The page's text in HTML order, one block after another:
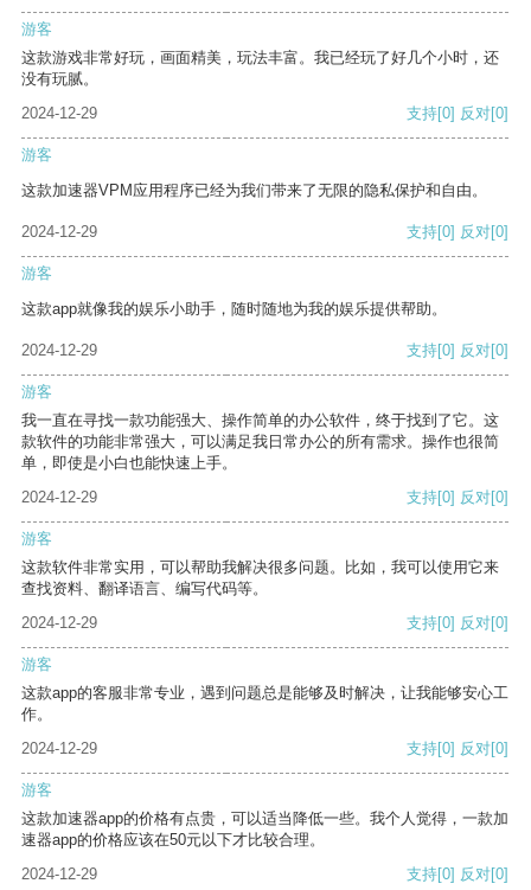
游客
这款游戏非常好玩，画面精美，玩法丰富。我已经玩了好几个小时，还
没有玩腻。
2024-12-29
支持[0] 反对[0]
游客
这款加速器VPM应用程序已经为我们带来了无限的隐私保护和自由。
2024-12-29 支持[0] 反对[0]
游客
这款app就像我的娱乐小助手，随时随地为我的娱乐提供帮助。
2024-12-29 支持[0] 反对[0]
游客
我一直在寻找一款功能强大、操作简单的办公软件，终于找到了它。这
款软件的功能非常强大，可以满足我日常办公的所有需求。操作也很简
单，即使是小白也能快速上手。
2024-12-29
支持[0] 反对[0]
游客
这款软件非常实用，可以帮助我解决很多问题。比如，我可以使用它来
查找资料、翻译语言、编写代码等。
2024-12-29
支持[0] 反对[0]
游客
这款app的客服非常专业，遇到问题总是能够及时解决，让我能够安心工
作。
2024-12-29
支持[0] 反对[0]
游客
这款加速器app的价格有点贵，可以适当降低一些。我个人觉得，一款加
速器app的价格应该在50元以下才比较合理。
2024-12-29
支持[0] 反对[0]